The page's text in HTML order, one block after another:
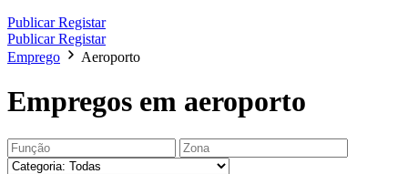
PublicarRegistar
PublicarRegistar
Emprego
Aeroporto
Empregos em aeroporto